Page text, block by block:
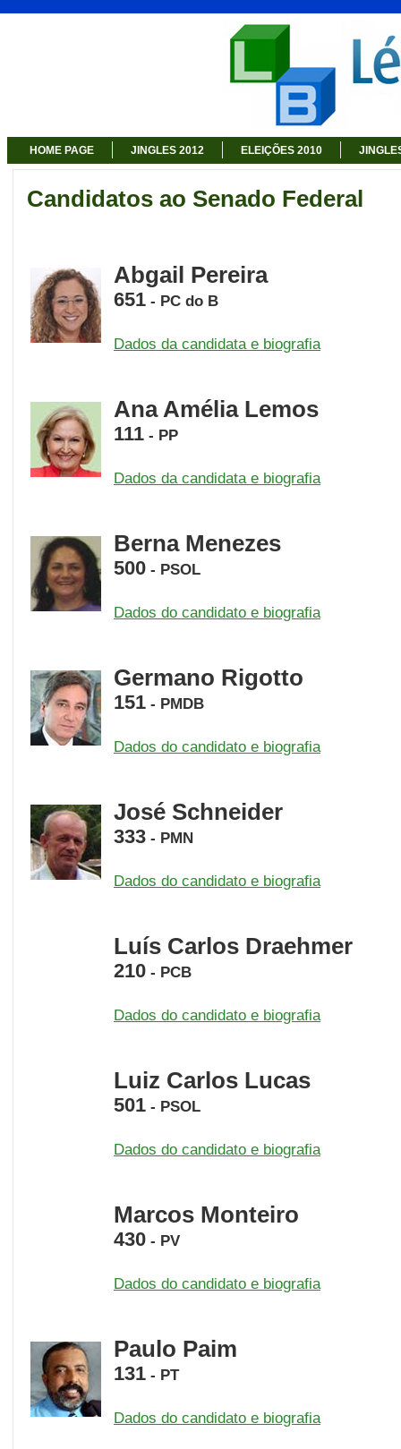
HOME PAGE JINGLES 2012 ELEIÇÕES 2010
Candidatos ao Senado Federal
Abgail Pereira
651 - PC do B
Dados da candidata e biografia
Ana Amélia Lemos
111 - PP
Dados da candidata e biografia
Berna Menezes
500 - PSOL
Dados do candidato e biografia
Germano Rigotto
151 - PMDB
Dados do candidato e biografia
José Schneider
333 - PMN
Dados do candidato e biografia
Luís Carlos Draehmer
210 - PCB
Dados do candidato e biografia
Luiz Carlos Lucas
501 - PSOL
Dados do candidato e biografia
Marcos Monteiro
430 - PV
Dados do candidato e biografia
Paulo Paim
131 - PT
Dados do candidato e biografia